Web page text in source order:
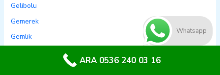
Gelibolu
Gemerek
Gemlik
Whatsapp
ARA 0536 240 03 16